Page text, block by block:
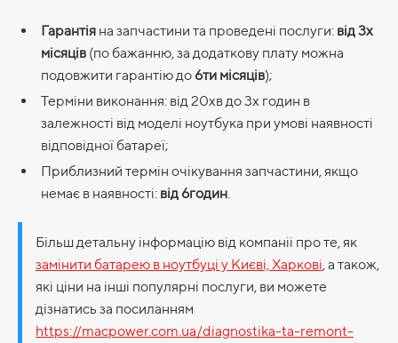
Гарантія на запчастини та проведені послуги: від 3х
місяців (по бажанню, за додаткову плату можна
подовжити гарантію до 6ти місяців);
Терміни виконання: від 20хв до 3х годин в
залежності від моделі ноутбука при умові наявності
відповідної батареї;
Приблизний термін очікування запчастини, якщо
немає в наявності: від 6годин
Більш детальну інформацію від компаніі про те, як
замінити батарею в ноутбуці у Києві, Харкові, а також,
які ціни на інші популярні послуги, ви можете
дізнатись за посиланням
https://macpower.com.ua/diagnostika-ta-remont-